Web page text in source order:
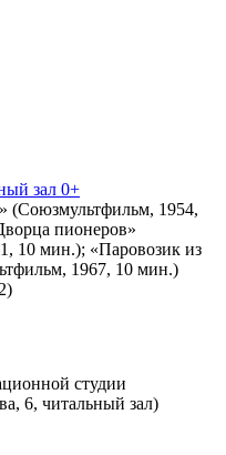
зал 0+
1954,
пионеров»
10 мин.); «Паровозик из
1967, 10 мин.)
студии
6, читальный зал)